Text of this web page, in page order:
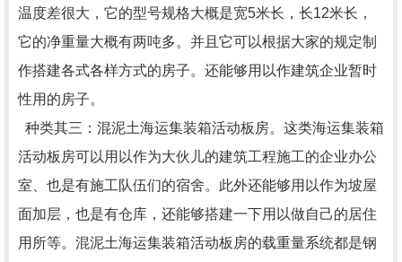
温度差很大，它的型号规格大概是宽5米长，长12米长，
它的净重量大概有两吨多。并且它可以根据大家的规定制
作搭建各式各样方式的房子。还能够用以作建筑企业暂时
性用的房子。
种类其三：混泥土海运集装箱活动板房。这类海运集装箱
活动板房可以用以作为大伙儿的建筑工程施工的企业办公
室、也是有施工队伍们的宿舍。此外还能够用以作为坡屋
面加层，也是有仓库，还能够搭建一下用以做自己的居住
用所等。混泥土海运集装箱活动板房的载重量系统都是钢